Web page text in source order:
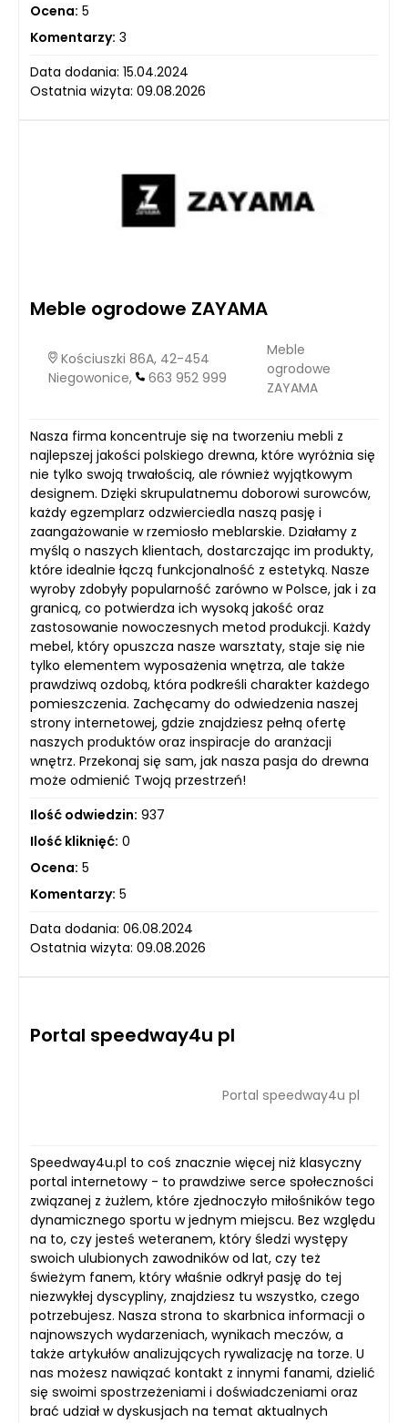
Ocena: 5
Komentarzy: 3
Data dodania: 15.04.2024
Ostatnia wizyta: 09.08.2026
Meble ogrodowe ZAYAMA
Kościuszki 86A, 42-454
Niegowonice,
663 952 999
Meble
ogrodowe
ZAYAMA
Nasza firma koncentruje się na tworzeniu mebli z
najlepszej jakości polskiego drewna, które wyróżnia się
nie tylko swoją trwałością, ale również wyjątkowym
designem. Dzięki skrupulatnemu doborowi surowców,
każdy egzemplarz odzwierciedla naszą pasję i
zaangażowanie w rzemiosło meblarskie. Działamy z
myślą o naszych klientach, dostarczając im produkty,
które idealnie łączą funkcjonalność z estetyką. Nasze
wyroby zdobyły popularność zarówno w Polsce, jak i za
granicą, co potwierdza ich wysoką jakość oraz
zastosowanie nowoczesnych metod produkcji. Każdy
mebel, który opuszcza nasze warsztaty, staje się nie
tylko elementem wyposażenia wnętrza, ale także
prawdziwą ozdobą, która podkreśli charakter każdego
pomieszczenia. Zachęcamy do odwiedzenia naszej
strony internetowej, gdzie znajdziesz pełną ofertę
naszych produktów oraz inspiracje do aranżacji
wnętrz. Przekonaj się sam, jak nasza pasja do drewna
może odmienić Twoją przestrzeń!
Ilość odwiedzin: 937
Ilość kliknięć: 0
Ocena: 5
Komentarzy: 5
Data dodania: 06.08.2024
Ostatnia wizyta: 09.08.2026
Portal speedway4u pl
Portal speedway4u pl
Speedway4u.pl to coś znacznie więcej niż klasyczny
portal internetowy - to prawdziwe serce społeczności
związanej z żużlem, które zjednoczyło miłośników tego
dynamicznego sportu w jednym miejscu. Bez względu
na to, czy jesteś weteranem, który śledzi występy
swoich ulubionych zawodników od lat, czy też
świeżym fanem, który właśnie odkrył pasję do tej
niezwykłej dyscypliny, znajdziesz tu wszystko, czego
potrzebujesz. Nasza strona to skarbnica informacji o
najnowszych wydarzeniach, wynikach meczów, a
także artykułów analizujących rywalizację na torze. U
nas możesz nawiązać kontakt z innymi fanami, dzielić
się swoimi spostrzeżeniami i doświadczeniami oraz
brać udział w dyskusjach na temat aktualnych